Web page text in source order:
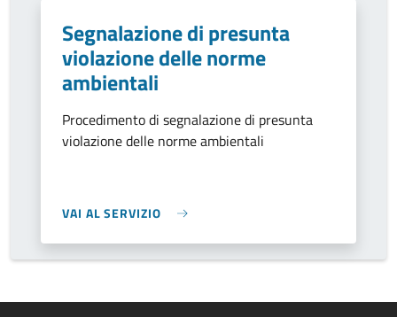
Segnalazione di presunta
violazione delle norme
ambientali
Procedimento di segnalazione di presunta
violazione delle norme ambientali
VAI AL SERVIZIO